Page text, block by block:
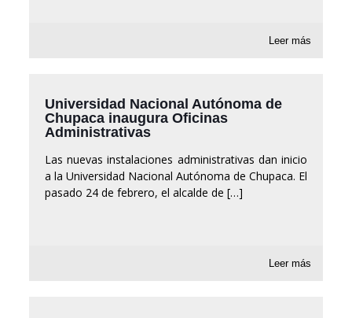
Leer más
Universidad Nacional Autónoma de
Chupaca inaugura Oficinas
Administrativas
Las nuevas instalaciones administrativas dan inicio
a la Universidad Nacional Autónoma de Chupaca. El
pasado 24 de febrero, el alcalde de […]
Leer más